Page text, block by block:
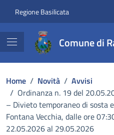
Regione Basilicata
Comune di
Home / Novità / Avvisi
/ Ordinanza n. 19 del
– Divieto temporaneo di sosta
Fontana Vecchia, dalle ore
22.05.2026 al 29.05.2026